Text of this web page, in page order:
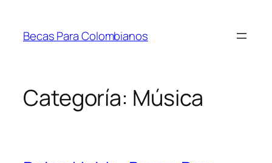
contenido
Becas Para Colombianos
Categoría: Música